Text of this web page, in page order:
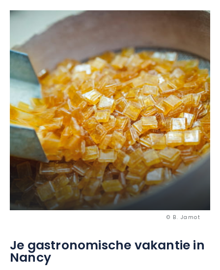
© B. Jamot
Je gastronomische vakantie in
Nancy